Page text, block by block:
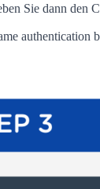
Sie dann den
authentication